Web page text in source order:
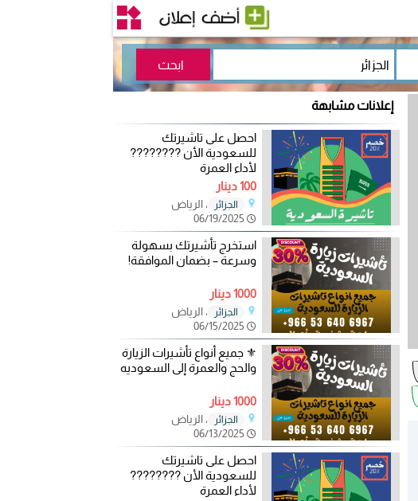
إعلانات مشابهة
احصل على تاشيرتك
للسعودية الأن ????????
لأداء العمرة
100 دينار
الجزائر
، الرياض
06/19/2025
استخرج تأشيرتك بسهولة
وسرعة – بضمان الموافقة!
1000 دينار
الجزائر
، الرياض
06/15/2025
⚜️ جميع أنواع تأشيرات الزيارة
والحج والعمرة إلى السعوديه
1000 دينار
الجزائر
، الرياض
06/13/2025
احصل على تاشيرتك
للسعودية الأن ????????
لأداء العمرة